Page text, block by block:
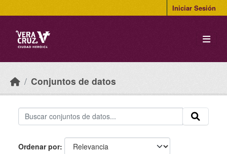
Iniciar Sesión
Conjuntos de datos
Ordenar por